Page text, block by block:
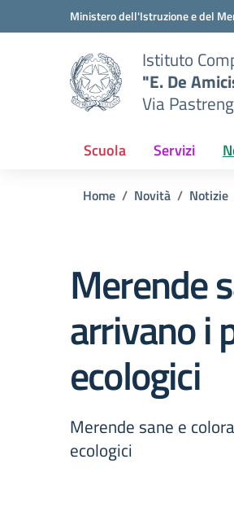
Vai ai contenuti
Vai al menu di navigazioneMinistero dell'Istruzione e del
Istituto
"E. De
Via
Scuola Servizi
Home Novità Notizie
Merende
arrivano i
ecologici
Merende sane e
ecologici